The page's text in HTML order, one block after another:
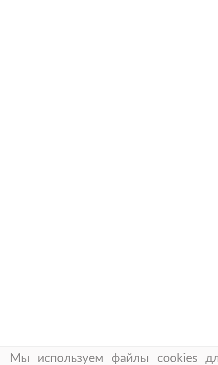
Мы используем файлы cookies